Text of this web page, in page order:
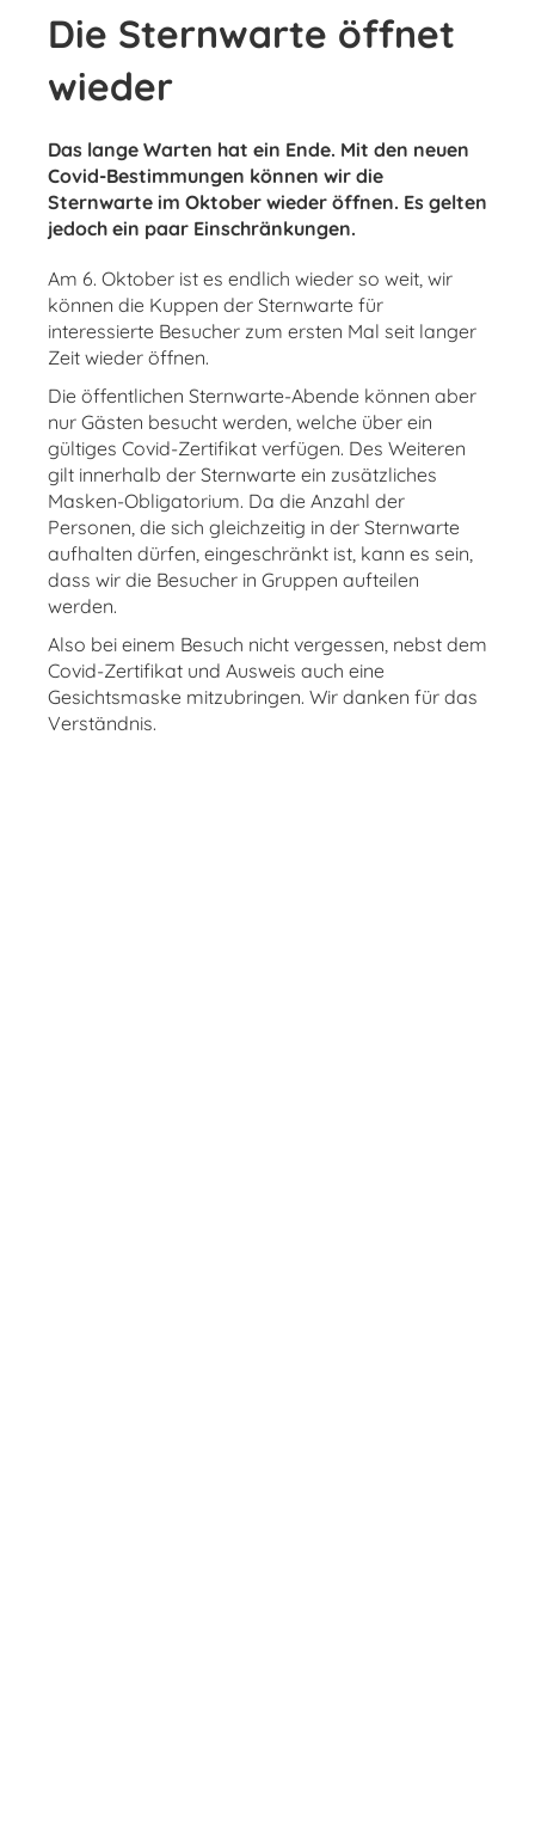
Die Sternwarte öffnet
wieder
Das lange Warten hat ein Ende. Mit den neuen
Covid-Bestimmungen können wir die
Sternwarte im Oktober wieder öffnen. Es gelten
jedoch ein paar Einschränkungen.
Am 6. Oktober ist es endlich wieder so weit, wir
können die Kuppen der Sternwarte für
interessierte Besucher zum ersten Mal seit langer
Zeit wieder öffnen.
Die öffentlichen Sternwarte-Abende können aber
nur Gästen besucht werden, welche über ein
gültiges Covid-Zertifikat verfügen. Des Weiteren
gilt innerhalb der Sternwarte ein zusätzliches
Masken-Obligatorium. Da die Anzahl der
Personen, die sich gleichzeitig in der Sternwarte
aufhalten dürfen, eingeschränkt ist, kann es sein,
dass wir die Besucher in Gruppen aufteilen
werden.
Also bei einem Besuch nicht vergessen, nebst dem
Covid-Zertifikat und Ausweis auch eine
Gesichtsmaske mitzubringen. Wir danken für das
Verständnis.